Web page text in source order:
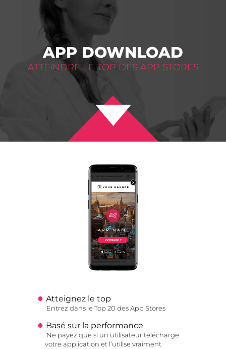
APP DOWNLOAD
ATTEINDRE LE TOP DES APP STORES
Atteignez le top
Entrez dans le Top 20 des App Stores
Basé sur la performance
Ne payez que si un utilisateur télécharge
votre application et l’utilise vraiment